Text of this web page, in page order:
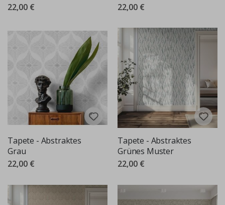
22,00 €
22,00 €
Tapete - Abstraktes
Grau
22,00 €
Tapete - Abstraktes
Grünes Muster
22,00 €